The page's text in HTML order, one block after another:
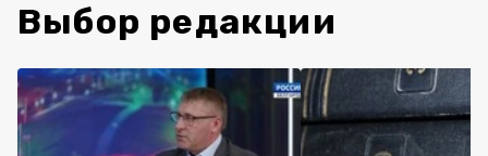
Выбор редакции